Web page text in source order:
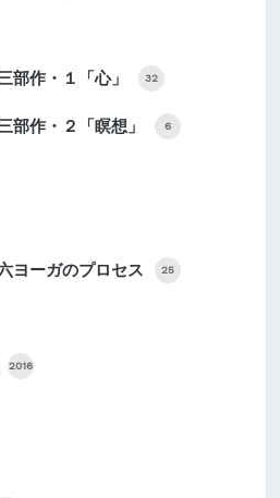
部作・１「心」 32
部作・２「瞑想」 6
ヨーガのプロセス 25
2016